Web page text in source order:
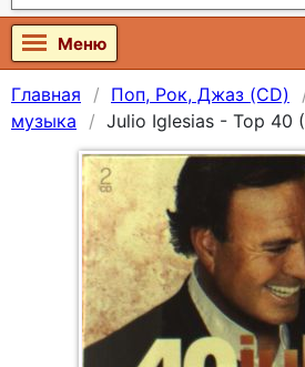
Меню
Главная Поп, Рок, Джаз (CD)
музыка
Julio Iglesias - Top 40